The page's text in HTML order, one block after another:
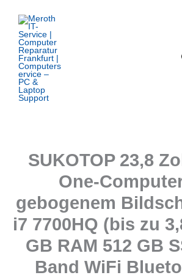
Inhalt
springen
SUKOTOP 23,8
One-
gebogenem
i7 7700HQ (bis zu
GB RAM 512 GB
Band WiFi